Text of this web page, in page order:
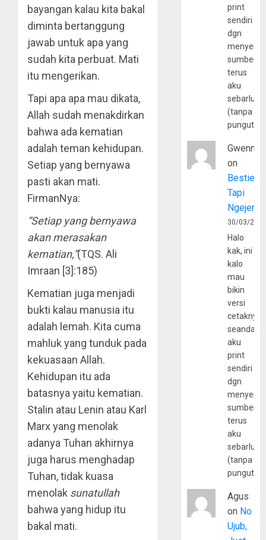
bayangan kalau kita bakal
diminta bertanggung
jawab untuk apa yang
sudah kita perbuat. Mati
itu mengerikan.
Tapi apa apa mau dikata,
Allah sudah menakdirkan
bahwa ada kematian
adalah teman kehidupan.
Setiap yang bernyawa
pasti akan mati.
FirmanNya:
“Setiap yang bernyawa
akan merasakan
kematian,”(TQS. Ali
Imraan [3]:185)
Kematian juga menjadi
bukti kalau manusia itu
adalah lemah. Kita cuma
mahluk yang tunduk pada
kekuasaan Allah.
Kehidupan itu ada
batasnya yaitu kematian.
Stalin atau Lenin atau Karl
Marx yang menolak
adanya Tuhan akhirnya
juga harus menghadap
Tuhan, tidak kuasa
menolak sunatullah
bahwa yang hidup itu
bakal mati.
print
sendiri
dgn
sumber
terus
aku
(tanpa
Gwenny
on
Bestie
Tapi
30/03/
Halo
kak, ini
kalo
mau
bikin
versi
cetaknya
aku
print
sendiri
dgn
sumber
terus
aku
(tanpa
Agus
on No
Ujub,